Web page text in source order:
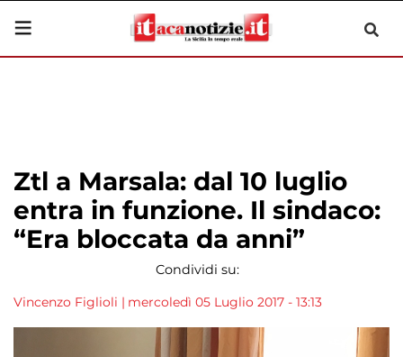
Ztl a Marsala: dal 10 luglio
entra in funzione. Il sindaco:
“Era bloccata da anni”
Condividi su:
Vincenzo Figlioli | mercoledì 05 Luglio 2017 - 13:13